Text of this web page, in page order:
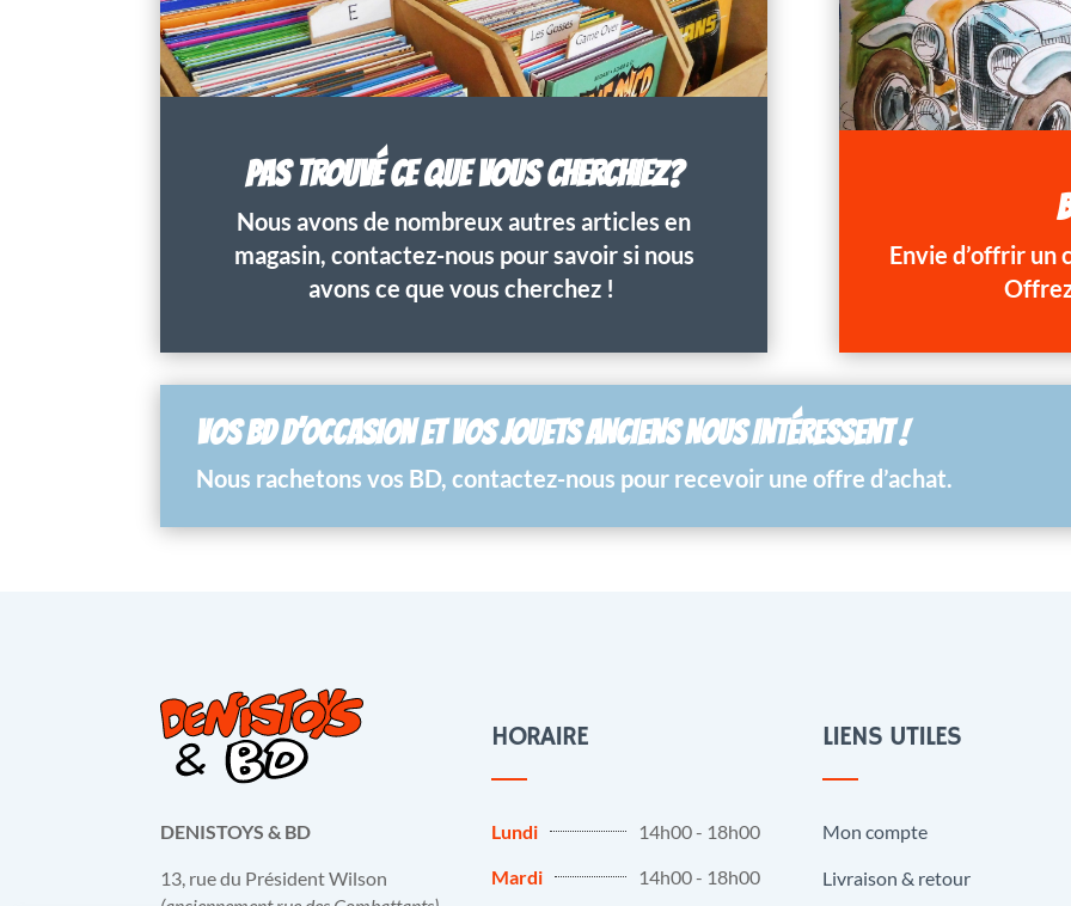
PAS TROUVÉ CE QUE VOUS CHERCHIEZ?
Nous avons de nombreux autres articles en
magasin, contactez-nous pour savoir si nous
avons ce que vous cherchez !
Envie d’offrir un
VOS BD D’OCCASION ET VOS JOUETS ANCIENS NOUS INTÉRESSENT !
Nous rachetons vos BD, contactez-nous pour recevoir une offre d’achat.
DENISTOYS & BD
13, rue du Président Wilson
HORAIRE
Lundi
14h00 - 18h00
Mardi
14h00 - 18h00
LIENS UTILES
Mon compte
Livraison & retour